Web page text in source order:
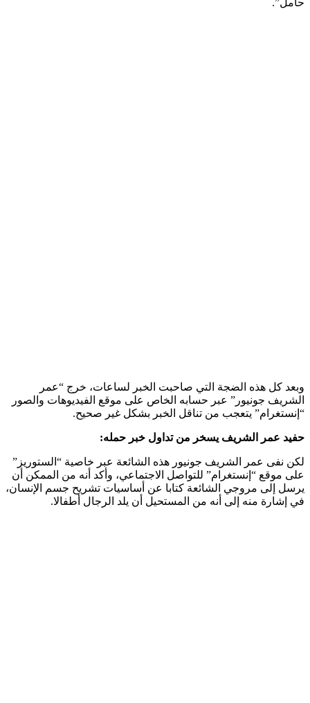
حامل”.
وبعد كل هذه الضجة التي صاحبت الخبر لساعات، خرج “عمر
الشريف جونيور” عبر حسابه الخاص على موقع الفيديوهات والصور
“إنستغرام” يتعجب من تناقل الخبر بشكل غير صحيح.
حفيد عمر الشريف يسخر من تداول خبر حمله:
لكن نفى عمر الشريف جونيور هذه الشائعة عبر خاصية “الستوريز”
على موقع “إنستغرام” للتواصل الاجتماعي، وأكد أنه من الممكن أن
يرسل إلى مروجي الشائعة كتابا عن أساسيات تشريح جسم الإنسان،
في إشارة منه إلى أنه من المستحيل أن يلد الرجال أطفالا.